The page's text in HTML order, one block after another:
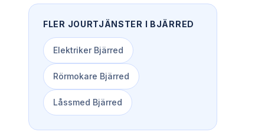
FLER JOURTJÄNSTER I BJÄRRED
Elektriker Bjärred
Rörmokare Bjärred
Låssmed Bjärred